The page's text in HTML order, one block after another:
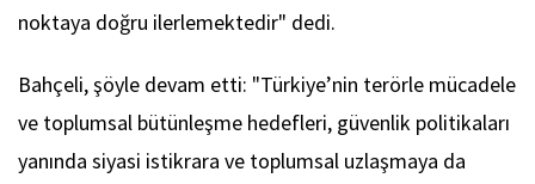
noktaya doğru ilerlemektedir" dedi.
Bahçeli, şöyle devam etti: "Türkiye’nin terörle mücadele
ve toplumsal bütünleşme hedefleri, güvenlik politikaları
yanında siyasi istikrara ve toplumsal uzlaşmaya da